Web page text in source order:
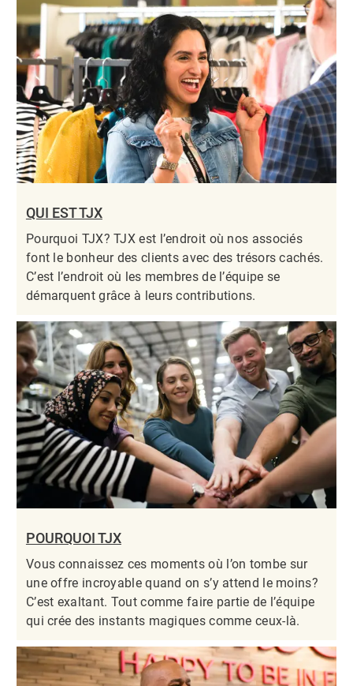
QUI EST TJX
Pourquoi TJX? TJX est l’endroit où nos associés
font le bonheur des clients avec des trésors cachés.
C’est l’endroit où les membres de l’équipe se
démarquent grâce à leurs contributions.​​​​​​​
POURQUOI TJX
Vous connaissez ces moments où l’on tombe sur
une offre incroyable quand on s’y attend le moins?
C’est exaltant. Tout comme faire partie de l’équipe
qui crée des instants magiques comme ceux-là.​​​​​​​